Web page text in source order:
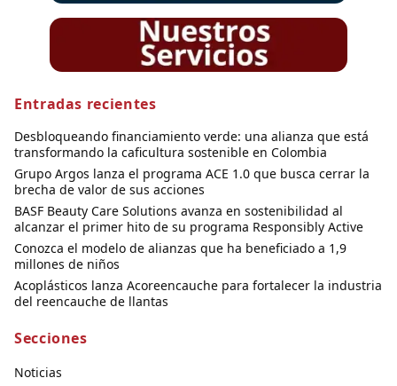
Entradas recientes
Desbloqueando financiamiento verde: una alianza que está
transformando la caficultura sostenible en Colombia
Grupo Argos lanza el programa ACE 1.0 que busca cerrar la
brecha de valor de sus acciones
BASF Beauty Care Solutions avanza en sostenibilidad al
alcanzar el primer hito de su programa Responsibly Active
Conozca el modelo de alianzas que ha beneficiado a 1,9
millones de niños
Acoplásticos lanza Acoreencauche para fortalecer la industria
del reencauche de llantas
Secciones
Noticias